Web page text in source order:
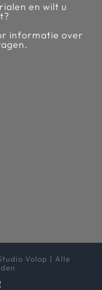
en wilt u
informatie over
Volop | Alle